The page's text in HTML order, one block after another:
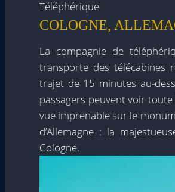
Téléphérique
COLOGNE,
La compagnie de
transporte des télécabines
trajet de 15 minutes au-
passagers peuvent voir toute
vue imprenable sur le
d’Allemagne : la
Cologne.